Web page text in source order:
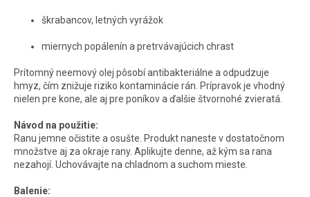
škrabancov, letných vyrážok
miernych popálenín a pretrvávajúcich chrast
Prítomný neemový olej pôsobí antibakteriálne a odpudzuje
hmyz, čím znižuje riziko kontaminácie rán. Prípravok je vhodný
nielen pre kone, ale aj pre poníkov a ďalšie štvornohé zvieratá.
Návod na použitie:
Ranu jemne očistite a osušte. Produkt naneste v dostatočnom
množstve aj za okraje rany. Aplikujte denne, až kým sa rana
nezahojí. Uchovávajte na chladnom a suchom mieste.
Balenie: